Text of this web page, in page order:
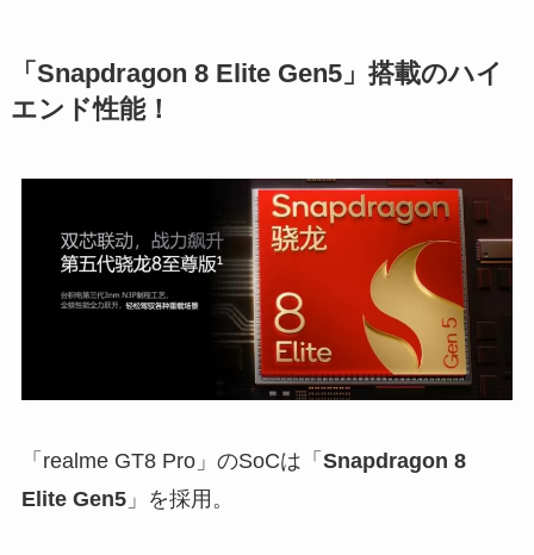
「Snapdragon 8 Elite Gen5」搭載のハイ
エンド性能！
「realme GT8 Pro」のSoCは「 Snapdragon 8
Elite Gen5」を採用。